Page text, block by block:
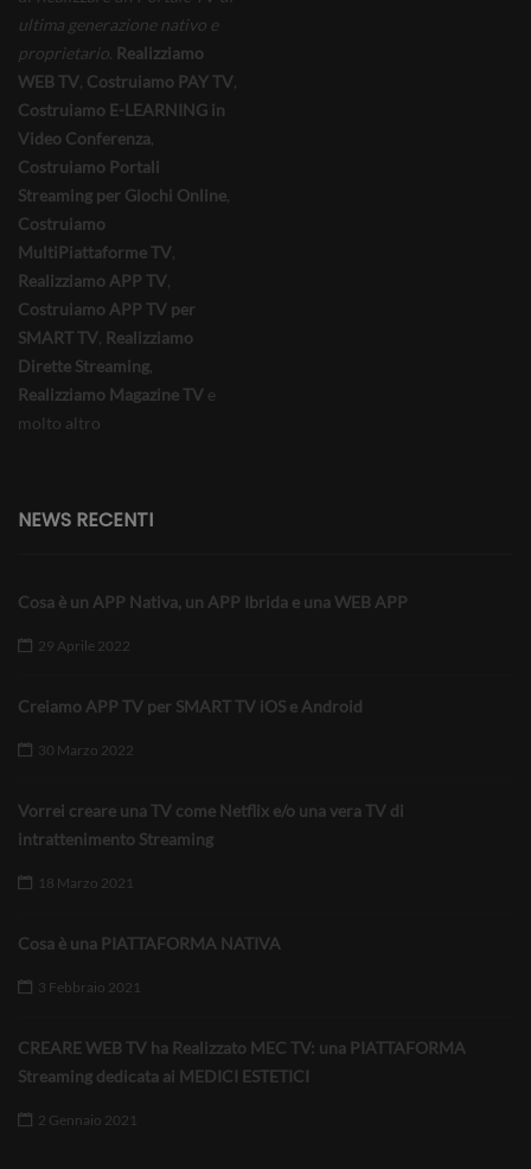
ultima generazione nativo e
proprietario. Realizziamo
WEB TV, Costruiamo PAY TV,
Costruiamo E-LEARNING in
Video Conferenza,
Costruiamo Portali
Streaming per Giochi Online,
Costruiamo
MultiPiattaforme TV,
Realizziamo APP TV,
Costruiamo APP TV per
SMART TV, Realizziamo
Dirette Streaming,
Realizziamo Magazine TV e
molto altro
NEWS RECENTI
Cosa è un APP Nativa, un APP Ibrida e una WEB APP
29 Aprile 2022
Creiamo APP TV per SMART TV iOS e Android
30 Marzo 2022
Vorrei creare una TV come Netflix e/o una vera TV di
intrattenimento Streaming
18 Marzo 2021
Cosa è una PIATTAFORMA NATIVA
3 Febbraio 2021
CREARE WEB TV ha Realizzato MEC TV: una PIATTAFORMA
Streaming dedicata ai MEDICI ESTETICI
2 Gennaio 2021